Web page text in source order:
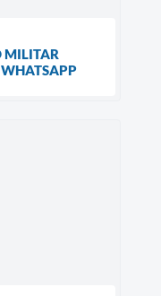
MILITAR